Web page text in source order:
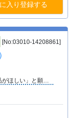
入り登録する
[No:03010-14208861]
「安全・安心な商品がほしい」と願うお母さんたちがお金（出資金）を出し合って作った協同組合。現在、組合員は３０万人と県内世帯の約半分が加入。事業高も４７６億円と年々拡大。